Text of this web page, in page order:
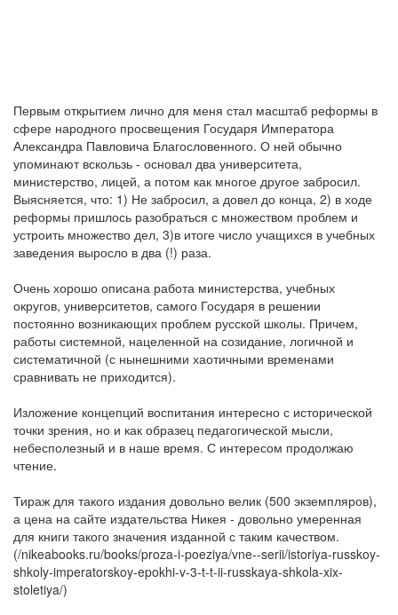
Первым открытием лично для меня стал масштаб реформы в
сфере народного просвещения Государя Императора
Александра Павловича Благословенного. О ней обычно
упоминают вскользь - основал два университета,
министерство, лицей, а потом как многое другое забросил.
Выясняется, что: 1) Не забросил, а довел до конца, 2) в ходе
реформы пришлось разобраться с множеством проблем и
устроить множество дел, 3)в итоге число учащихся в учебных
заведения выросло в два (!) раза.
Очень хорошо описана работа министерства, учебных
округов, университетов, самого Государя в решении
постоянно возникающих проблем русской школы. Причем,
работы системной, нацеленной на созидание, логичной и
систематичной (с нынешними хаотичными временами
сравнивать не приходится).
Изложение концепций воспитания интересно с исторической
точки зрения, но и как образец педагогической мысли,
небесполезный и в наше время. С интересом продолжаю
чтение.
Тираж для такого издания довольно велик (500 экземпляров),
а цена на сайте издательства Никея - довольно умеренная
для книги такого значения изданной с таким качеством.
(/nikeabooks.ru/books/proza-i-poeziya/vne--serii/istoriya-russkoy-
shkoly-imperatorskoy-epokhi-v-3-t-t-ii-russkaya-shkola-xix-
stoletiya/)